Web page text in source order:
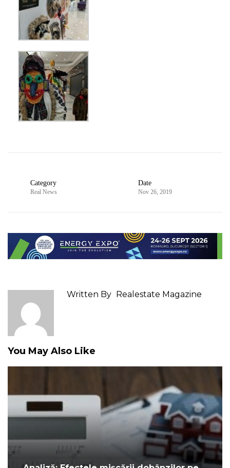
Category
Real News
Date
Nov 26, 2019
Written By Realestate Magazine
You May Also Like